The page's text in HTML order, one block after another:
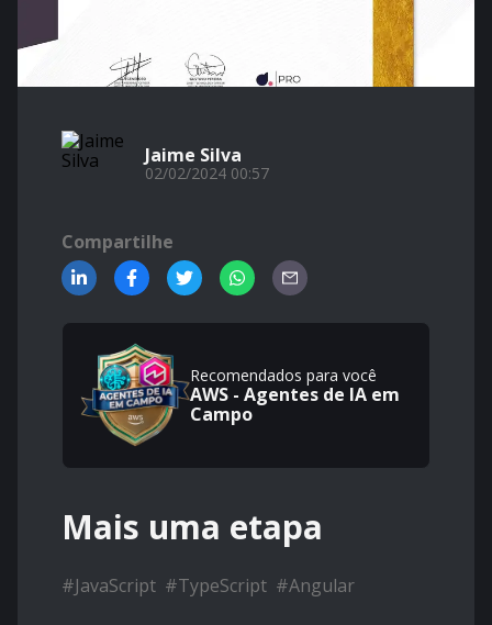
Jaime Silva
02/02/2024 00:57
Compartilhe
Recomendados para você
AWS - Agentes de IA em
Campo
Mais uma etapa
#JavaScript #TypeScript #Angular